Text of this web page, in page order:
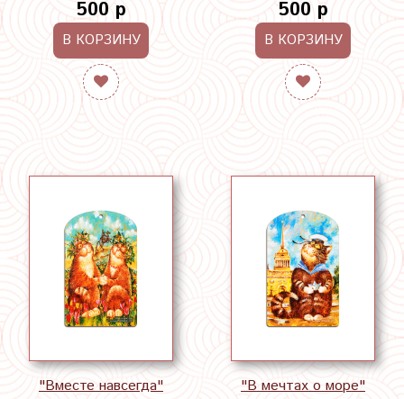
500 р
В КОРЗИНУ
500 р
В КОРЗИНУ
"Вместе навсегда"
"В мечтах о море"